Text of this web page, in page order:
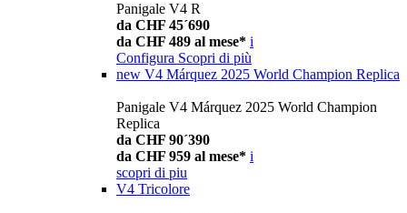
Panigale V4 R
da CHF 45´690
da CHF 489 al mese* i
Configura Scopri di più
new V4 Márquez 2025 World Champion Replica
Panigale V4 Márquez 2025 World Champion
Replica
da CHF 90´390
da CHF 959 al mese* i
scopri di piu
V4 Tricolore